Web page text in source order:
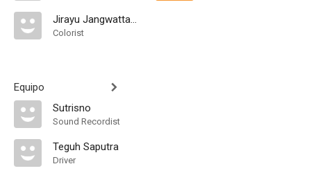
Jirayu Jangwattanapong
Colorist
Equipo
Sutrisno
Sound Recordist
Teguh Saputra
Driver